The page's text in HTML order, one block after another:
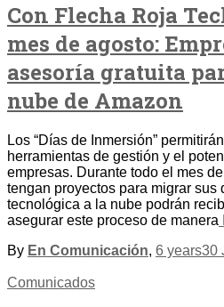
Con Flecha Roja
mes de agosto:
asesoría gratuita
nube de Amazon
Los “Días de Inmersión”
herramientas de gestión y el
empresas. Durante todo el mes
tengan proyectos para migrar sus
tecnológica a la nube podrán
asegurar este proceso de manera
By En Comunicación, 6 years30
Comunicados